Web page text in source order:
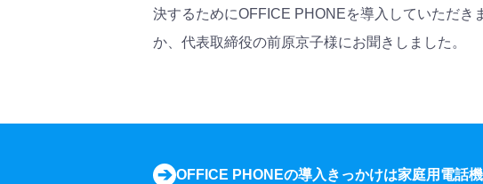
決するためにOFFICE PHONEを導入していただ
か、代表取締役の前原京子様にお聞きしました。
OFFICE PHONEの導入きっかけは家庭用電話